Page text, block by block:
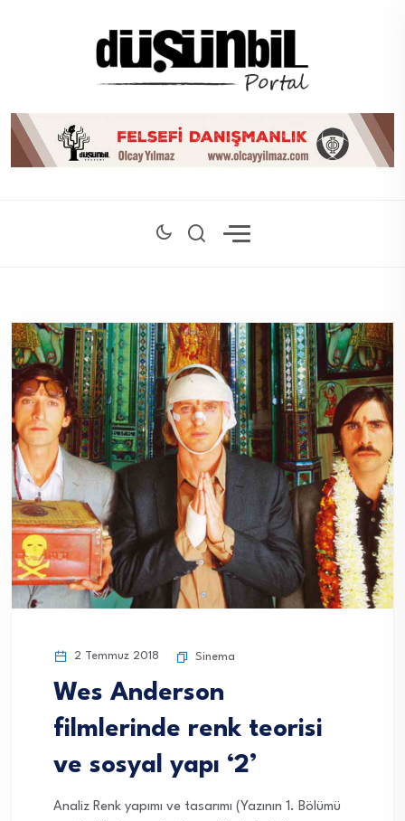
2 Temmuz 2018 Sinema
Wes Anderson
filmlerinde renk teorisi
ve sosyal yapı ‘2’
Analiz Renk yapımı ve tasarımı (Yazının 1. Bölümü